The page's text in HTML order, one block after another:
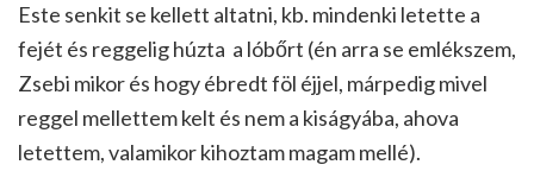
Este senkit se kellett altatni, kb. mindenki letette a
fejét és reggelig húzta a lóbőrt (én arra se emlékszem,
Zsebi mikor és hogy ébredt föl éjjel, márpedig mivel
reggel mellettem kelt és nem a kiságyába, ahova
letettem, valamikor kihoztam magam mellé).